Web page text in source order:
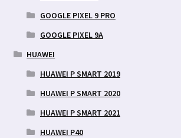
GOOGLE PIXEL 9 PRO
GOOGLE PIXEL 9A
HUAWEI
HUAWEI P SMART 2019
HUAWEI P SMART 2020
HUAWEI P SMART 2021
HUAWEI P40